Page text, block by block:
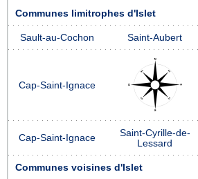
Communes limitrophes d'Islet
Sault-au-Cochon Saint-Aubert
Cap-Saint-Ignace
Cap-Saint-Ignace
Saint-Cyrille-de-
Lessard
Communes voisines d'Islet